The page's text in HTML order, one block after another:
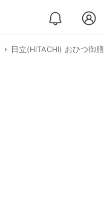
日立(HITACHI) おひつ御